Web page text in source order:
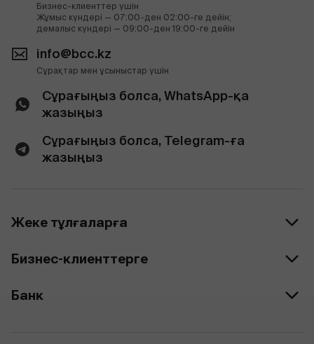
Бизнес-клиенттер үшін
Жұмыс күндері — 07:00-ден 02:00-ге дейін;
демалыс күндері — 09:00-ден 19:00-ге дейін
info@bcc.kz
Сұрақтар мен ұсыныстар үшін
Сұрағыңыз болса, WhatsApp-қа
жазыңыз
Сұрағыңыз болса, Telegram-ға
жазыңыз
Жеке тұлғаларға
Бизнес-клиенттерге
Банк